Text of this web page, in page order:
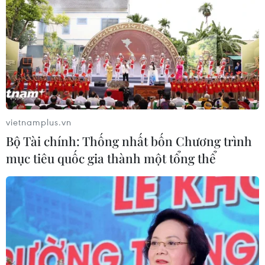
Theo dõi VietnamPlus
NGHỊ QUYẾT 57 VỀ ĐỘT PHÁ PHÁT TRIỂN KHCN
7 học sinh đội tuyển Việt Nam đoạt huy chương
tại Olympic AI quốc tế
APIE Camp 2026: Kết nối sinh viên Việt Nam với
cộng đồng Internet quốc tế
Cần có cơ chế khuyến khích tinh thần dám nghĩ,
dám làm trong ứng dụng khoa học
Khởi động RE:ACT: Thử thách thanh niên đổi
mới sáng tạo vì cộng đồng bền vững
vietnamplus.vn
Bộ Tài chính: Thống nhất bốn Chương trình
mục tiêu quốc gia thành một tổng thể